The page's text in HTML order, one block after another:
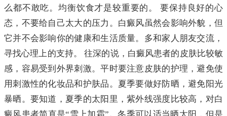
么都不敢吃。均衡饮食才是较重要的。 要保持良好的心
态，不要给自己太大的压力。白癜风虽然会影响外貌，但
它并不会影响你的健康和生活质量。多和家人朋友交流，
寻找心理上的支持。 往深的说，白癜风患者的皮肤比较敏
感，容易受到外界刺激。平时要注意皮肤的护理，避免使
用刺激性的化妆品和护肤品。夏季要做好防晒，避免阳光
暴晒。要知道，夏季的太阳里，紫外线强度比较高，对白